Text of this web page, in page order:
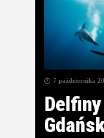
7 października